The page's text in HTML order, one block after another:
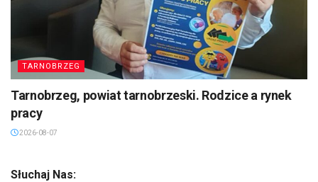
TARNOBRZEG
Tarnobrzeg, powiat tarnobrzeski. Rodzice a rynek
pracy
2026-08-07
Słuchaj Nas: